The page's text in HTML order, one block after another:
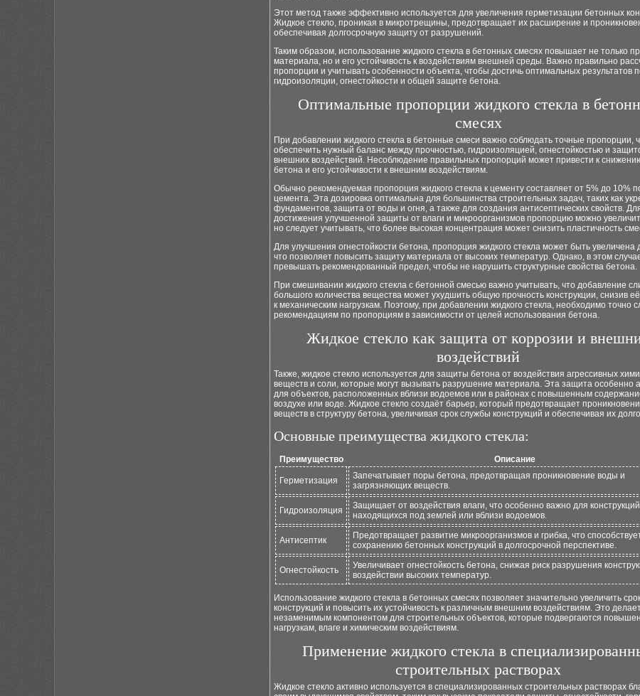
Этот метод также эффективно используется для увеличения герметизации бетонных
Жидкое стекло, проникая в микротрещины, предотвращает их расширение и
обеспечивая долгосрочную защиту от разрушений.
Таким образом, использование жидкого стекла в бетонных смесях повышает не только
материала, но и его устойчивость к воздействиям внешней среды. Важно правильно
пропорции и учитывать особенности объекта, чтобы достичь оптимальных результатов
гидроизоляции, огнестойкости и общей защите бетона.
Оптимальные пропорции жидкого стекла в
смесях
При добавлении жидкого стекла в бетонные смеси важно соблюдать точные пропорции,
обеспечить нужный баланс между прочностью, гидроизоляцией, огнестойкостью и
внешних воздействий. Несоблюдение правильных пропорций может привести к
бетона и его устойчивости к внешним воздействиям.
Обычно рекомендуемая пропорция жидкого стекла к цементу составляет от 5% до 10%
цемента. Эта дозировка оптимальна для большинства строительных задач, таких как
фундаментов, защита от воды и огня, а также для создания антисептических свойств.
достижения улучшенной защиты от влаги и микроорганизмов пропорцию можно
но следует учитывать, что более высокая концентрация может снизить пластичность
Для улучшения огнестойкости бетона, пропорция жидкого стекла может быть увеличена
что позволяет повысить защиту материала от высоких температур. Однако, в этом
превышать рекомендованный предел, чтобы не нарушить структурные свойства бетона.
При смешивании жидкого стекла с бетонной смесью важно учитывать, что добавление
большого количества вещества может ухудшить общую прочность конструкции, снизив её
к механическим нагрузкам. Поэтому, при добавлении жидкого стекла, необходимо точно
рекомендациям по пропорциям в зависимости от целей использования бетона.
Жидкое стекло как защита от коррозии и
воздействий
Также, жидкое стекло используется для защиты бетона от воздействия агрессивных
веществ и соли, которые могут вызывать разрушение материала. Эта защита особенно
для объектов, расположенных вблизи водоемов или в районах с повышенным
воздухе или воде. Жидкое стекло создаёт барьер, который предотвращает
веществ в структуру бетона, увеличивая срок службы конструкций и обеспечивая их
Основные преимущества жидкого стекла:
Преимущество Описание
Герметизация
Запечатывает поры бетона, предотвращая проникновение воды и
загрязняющих веществ.
Гидроизоляция
Защищает от воздействия влаги, что особенно важно для
находящихся под землей или вблизи водоемов.
Антисептик
Предотвращает развитие микроорганизмов и грибка, что
сохранению бетонных конструкций в долгосрочной перспективе.
Огнестойкость
Увеличивает огнестойкость бетона, снижая риск разрушения
воздействии высоких температур.
Использование жидкого стекла в бетонных смесях позволяет значительно увеличить
конструкций и повысить их устойчивость к различным внешним воздействиям. Это
незаменимым компонентом для строительных объектов, которые подвергаются
нагрузкам, влаге и химическим воздействиям.
Применение жидкого стекла в
строительных растворах
Жидкое стекло активно используется в специализированных строительных растворах